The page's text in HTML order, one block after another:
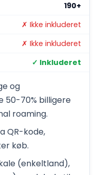
190+
✗ Ikke inkluderet
✗ Ikke inkluderet
✓ Inkluderet
og
50-70% billigere
roaming.
QR-kode,
køb.
(enkeltland),